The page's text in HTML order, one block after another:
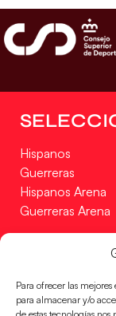
Para ofrecer las
para almacenar y/o
Hispanos
Guerreras
Hispanos Arena
Guerreras Arena
Incidencias